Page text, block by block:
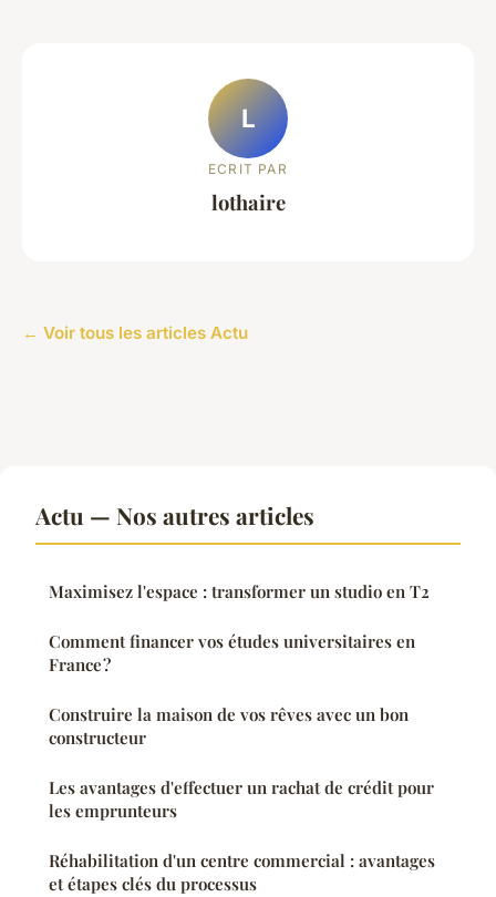
L
ECRIT PAR
lothaire
← Voir tous les articles Actu
Actu — Nos autres articles
Maximisez l'espace : transformer un studio en T2
Comment financer vos études universitaires en
France ?
Construire la maison de vos rêves avec un bon
constructeur
Les avantages d'effectuer un rachat de crédit pour
les emprunteurs
Réhabilitation d'un centre commercial : avantages
et étapes clés du processus